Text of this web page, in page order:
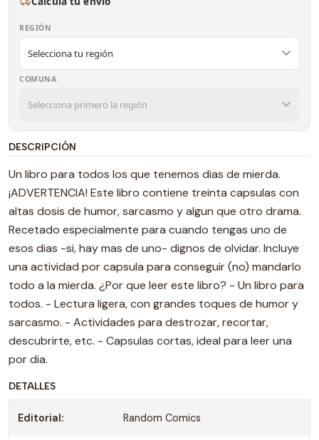
REGIÓN
COMUNA
DESCRIPCIÓN
Un libro para todos los que tenemos dias de mierda.
¡ADVERTENCIA! Este libro contiene treinta capsulas con
altas dosis de humor, sarcasmo y algun que otro drama.
Recetado especialmente para cuando tengas uno de
esos dias -si, hay mas de uno- dignos de olvidar. Incluye
una actividad por capsula para conseguir (no) mandarlo
todo a la mierda. ¿Por que leer este libro? - Un libro para
todos. - Lectura ligera, con grandes toques de humor y
sarcasmo. - Actividades para destrozar, recortar,
descubrirte, etc. - Capsulas cortas, ideal para leer una
por dia.
DETALLES
Editorial: Random Comics